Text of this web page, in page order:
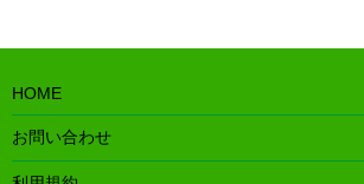
HOME
お問い合わせ